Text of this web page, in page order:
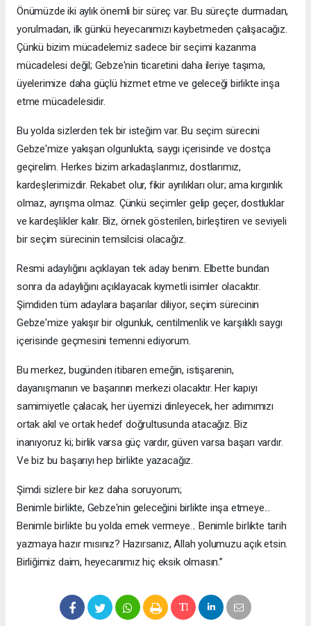
Önümüzde iki aylık önemli bir süreç var. Bu süreçte durmadan,
yorulmadan, ilk günkü heyecanımızı kaybetmeden çalışacağız.
Çünkü bizim mücadelemiz sadece bir seçimi kazanma
mücadelesi değil; Gebze'nin ticaretini daha ileriye taşıma,
üyelerimize daha güçlü hizmet etme ve geleceği birlikte inşa
etme mücadelesidir.
Bu yolda sizlerden tek bir isteğim var. Bu seçim sürecini
Gebze'mize yakışan olgunlukta, saygı içerisinde ve dostça
geçirelim. Herkes bizim arkadaşlarımız, dostlarımız,
kardeşlerimizdir. Rekabet olur, fikir ayrılıkları olur; ama kırgınlık
olmaz, ayrışma olmaz. Çünkü seçimler gelip geçer, dostluklar
ve kardeşlikler kalır. Biz, örnek gösterilen, birleştiren ve seviyeli
bir seçim sürecinin temsilcisi olacağız.
Resmi adaylığını açıklayan tek aday benim. Elbette bundan
sonra da adaylığını açıklayacak kıymetli isimler olacaktır.
Şimdiden tüm adaylara başarılar diliyor, seçim sürecinin
Gebze'mize yakışır bir olgunluk, centilmenlik ve karşılıklı saygı
içerisinde geçmesini temenni ediyorum.
Bu merkez, bugünden itibaren emeğin, istişarenin,
dayanışmanın ve başarının merkezi olacaktır. Her kapıyı
samimiyetle çalacak, her üyemizi dinleyecek, her adımımızı
ortak akıl ve ortak hedef doğrultusunda atacağız. Biz
inanıyoruz ki; birlik varsa güç vardır, güven varsa başarı vardır.
Ve biz bu başarıyı hep birlikte yazacağız.
Şimdi sizlere bir kez daha soruyorum;
Benimle birlikte, Gebze'nin geleceğini birlikte inşa etmeye...
Benimle birlikte bu yolda emek vermeye... Benimle birlikte tarih
yazmaya hazır mısınız? Hazırsanız, Allah yolumuzu açık etsin.
Birliğimiz daim, heyecanımız hiç eksik olmasın.”